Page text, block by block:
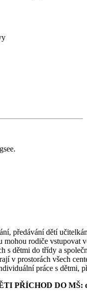
předávání dětí
mohou rodiče vstupovat
s dětmi do třídy a
v prostorách všech
práce s dětmi,
PŘÍCHOD DO MŠ: